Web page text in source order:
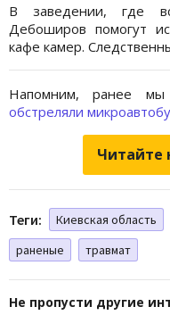
В заведении, где
Дебоширов помогут
кафе камер.
Напомним, ранее
обстреляли
Читайте
Теги: Киевская область
раненые
травмат
Не пропусти другие